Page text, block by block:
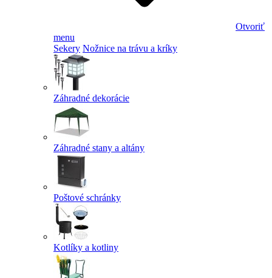
Otvoriť
menu
Sekery Nožnice na trávu a kríky
Záhradné dekorácie
Záhradné stany a altány
Poštové schránky
Kotlíky a kotliny